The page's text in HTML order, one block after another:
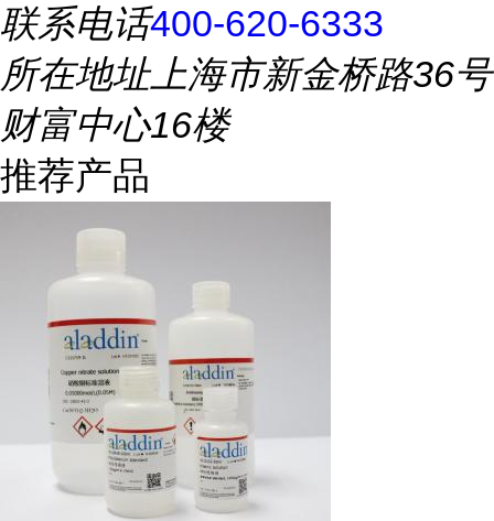
联系电话400-620-6333
所在地址上海市新金桥路36号
财富中心16楼
推荐产品